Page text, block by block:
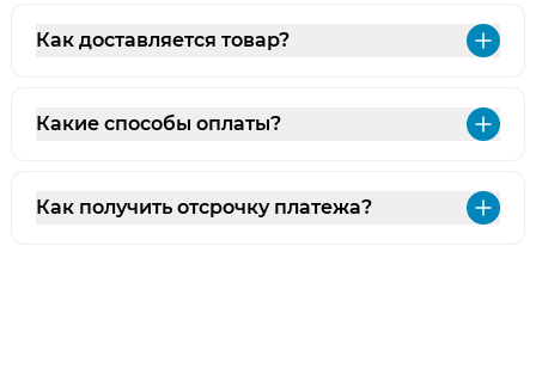
Как доставляется товар?
Какие способы оплаты?
Как получить отсрочку платежа?